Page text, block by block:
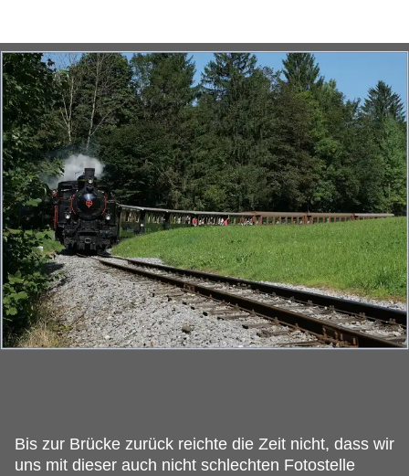
Bis zur Brücke zurück reichte die Zeit nicht, dass wir
uns mit dieser auch nicht schlechten Fotostelle